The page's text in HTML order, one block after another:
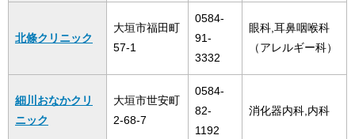
北條クリニック
大垣市福田町
57-1
0584-
91-
3332
眼科,耳鼻咽喉科
（アレルギー科）
細川おなかクリ
ニック
大垣市世安町
2-68-7
0584-
82-
1192
消化器内科,内科